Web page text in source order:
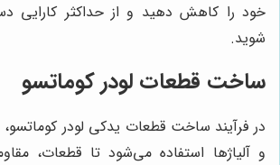
خود را کاهش دهید و از حداکثر کارایی
شوید.
ساخت قطعات لودر کوماتسو
در فرآیند ساخت قطعات یدکی لودر کوماتسو،
و آلیاژها استفاده می‌شود تا قطعات،